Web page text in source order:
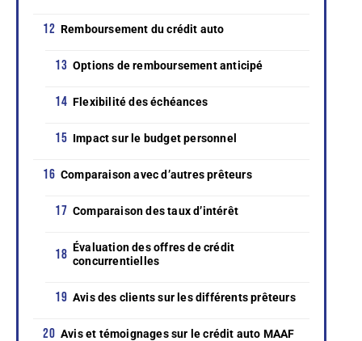
Remboursement du crédit auto
Options de remboursement anticipé
Flexibilité des échéances
Impact sur le budget personnel
Comparaison avec d’autres prêteurs
Comparaison des taux d’intérêt
Évaluation des offres de crédit
concurrentielles
Avis des clients sur les différents prêteurs
Avis et témoignages sur le crédit auto MAAF